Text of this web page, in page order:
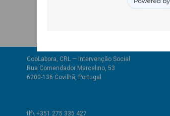
CooLabora, CRL — Intervenção Social
Rua Comendador Marcelino, 53
6200-136 Covilhã, Portugal
tlf\ +351 275 335 427